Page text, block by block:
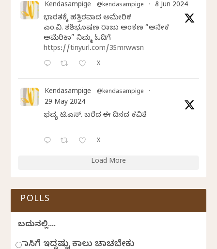
Kendasampige @kendasampige · 8 Jun 2024
ಭಾರತಕ್ಕೆ ಹತ್ತಿರವಾದ ಅಮೇರಿಕ
ಎಂ.ವಿ. ಶಶಿಭೂಷಣ ರಾಜು ಅಂಕಣ “ಅನೇಕ
ಅಮೆರಿಕಾ” ನಿಮ್ಮ ಓದಿಗೆ
https://tinyurl.com/35mrwwsn
X
Kendasampige @kendasampige ·
29 May 2024
ಭವ್ಯ ಟಿ.ಎಸ್. ಬರೆದ ಈ ದಿನದ ಕವಿತೆ
X
Load More
POLLS
ಬದುಕಿನಲ್ಲಿ....
ಹಾಸಿಗೆ ಇದ್ದಷ್ಟು ಕಾಲು ಚಾಚಬೇಕು